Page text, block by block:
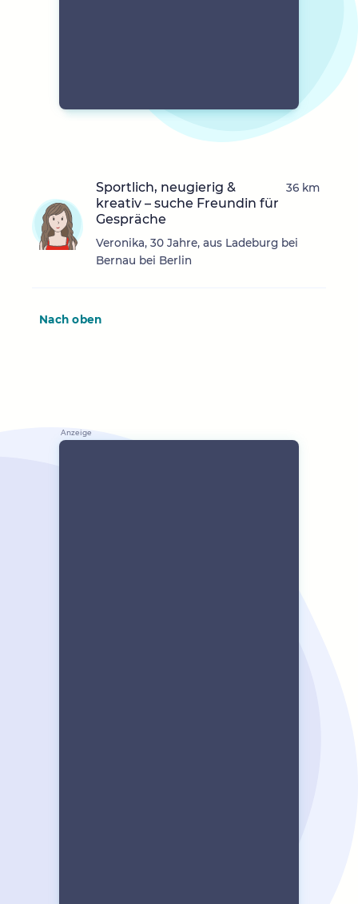
Sportlich, neugierig &
kreativ – suche Freundin für
Gespräche
Veronika, 30 Jahre, aus Ladeburg bei
Bernau bei Berlin
36 km
Nach oben